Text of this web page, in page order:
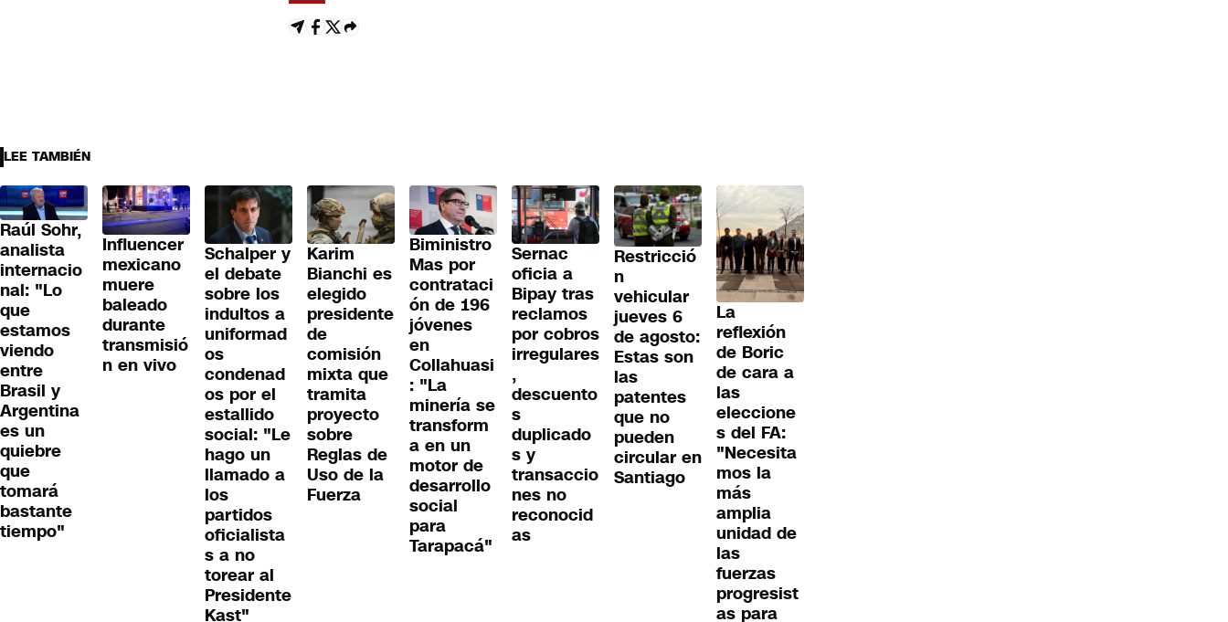
LEE TAMBIÉN
Raúl Sohr,
analista
internacio
nal: "Lo
que
estamos
viendo
entre
Brasil y
Argentina
es un
quiebre
que
tomará
bastante
tiempo"
Influencer
mexicano
muere
baleado
durante
transmisió
n en vivo
Schalper y
el debate
sobre los
indultos a
uniformad
os
condenad
os por el
estallido
social: "Le
hago un
llamado a
los
partidos
oficialista
s a no
torear al
Presidente
Kast"
Karim
Bianchi es
elegido
presidente
de
comisión
mixta que
tramita
proyecto
sobre
Reglas de
Uso de la
Fuerza
Biministro
Mas por
contrataci
ón de 196
jóvenes
en
Collahuasi
: "La
minería se
transform
a en un
motor de
desarrollo
social
para
Tarapacá"
Sernac
oficia a
Bipay tras
reclamos
por cobros
irregulares
,
descuento
s
duplicado
s y
transaccio
nes no
reconocid
as
Restricció
n
vehicular
jueves 6
de agosto:
Estas son
las
patentes
que no
pueden
circular en
Santiago
La
reflexión
de Boric
de cara a
las
eleccione
s del FA:
"Necesita
mos la
más
amplia
unidad de
las
fuerzas
progresist
as para